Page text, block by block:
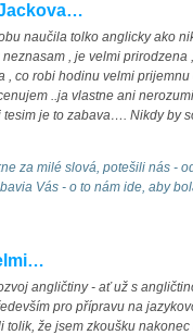
naučila tolko anglicky ako
, je velmi prirodzena
, co robi hodinu velmi
..ja vlastne ani
je to zabava…. Nikdy by
za milé slová, potešili nás -
Vás - o to nám ide, aby
angličtiny - ať už s
pro přípravu na
tolik, že jsem zkoušku